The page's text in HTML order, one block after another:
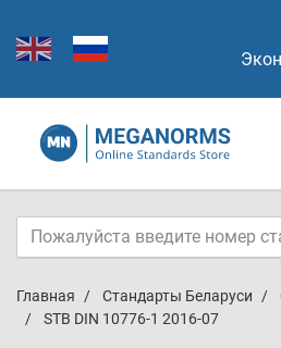
Главная Стандарты Беларуси
STB DIN 10776-1 2016-07